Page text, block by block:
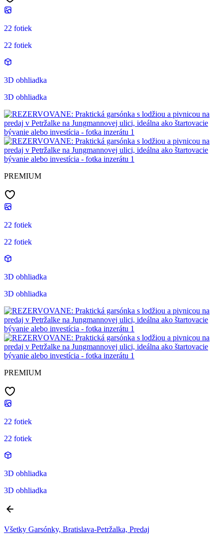
22 fotiek
22 fotiek
3D obhliadka
3D obhliadka
PREMIUM
22 fotiek
22 fotiek
3D obhliadka
3D obhliadka
PREMIUM
22 fotiek
22 fotiek
3D obhliadka
3D obhliadka
Všetky Garsónky, Bratislava-Petržalka, Predaj